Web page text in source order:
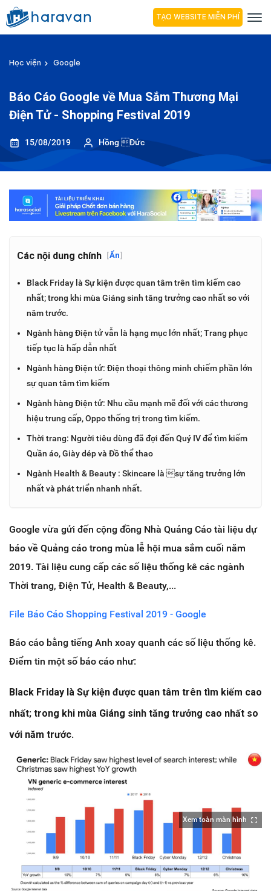
TẠO WEBSITE MIỄN PHÍ
Học viện Google
Báo Cáo Google về Mua Sắm Thương Mại
Điện Tử - Shopping Festival 2019
15/08/2019 Hồng Đức
Các nội dung chính [Ẩn]
Black Friday là Sự kiện được quan tâm trên tìm kiếm cao
nhất; trong khi mùa Giáng sinh tăng trưởng cao nhất so với
năm trước.
Ngành hàng Điện tử vẫn là hạng mục lớn nhất; Trang phục
tiếp tục là hấp dẫn nhất
Ngành hàng Điện tử: Điện thoại thông minh chiếm phần lớn
sự quan tâm tìm kiếm
Ngành hàng Điện tử: Nhu cầu mạnh mẽ đối với các thương
hiệu trung cấp, Oppo thống trị trong tìm kiếm.
Thời trang: Người tiêu dùng đã đợi đến Quý IV để tìm kiếm
Quần áo, Giày dép và Đồ thể thao
Ngành Health & Beauty : Skincare là sự tăng trưởng lớn
nhất và phát triển nhanh nhất.
Google vừa gửi đến cộng đồng Nhà Quảng Cáo tài liệu dự
báo về Quảng cáo trong mùa lễ hội mua sắm cuối năm
2019. Tài liệu cung cấp các số liệu thống kê các ngành
Thời trang, Điện Tử, Health & Beauty,...
File Báo Cáo Shopping Festival 2019 - Google
Báo cáo bằng tiếng Anh xoay quanh các số liệu thống kê.
Điểm tin một số báo cáo như:
Black Friday là Sự kiện được quan tâm trên tìm kiếm cao
nhất; trong khi mùa Giáng sinh tăng trưởng cao nhất so
với năm trước.
Xem toàn màn hình